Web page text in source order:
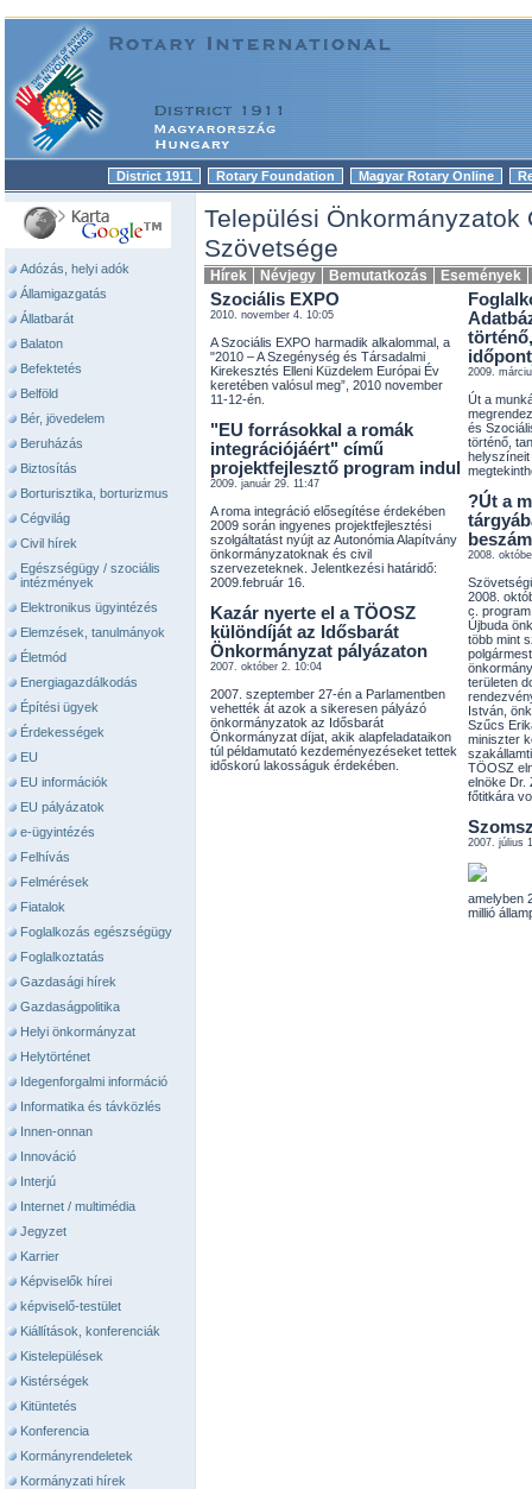
District 1911 Rotary Foundation Magyar Rotary Online
Adózás, helyi adók
Államigazgatás
Állatbarát
Balaton
Befektetés
Belföld
Bér, jövedelem
Beruházás
Biztosítás
Borturisztika, borturizmus
Cégvilág
Civil hírek
Egészségügy / szociális
intézmények
Elektronikus ügyintézés
Elemzések, tanulmányok
Életmód
Energiagazdálkodás
Építési ügyek
Érdekességek
EU
EU információk
EU pályázatok
e-ügyintézés
Felhívás
Felmérések
Fiatalok
Foglalkozás egészségügy
Foglalkoztatás
Gazdasági hírek
Gazdaságpolitika
Helyi önkormányzat
Helytörténet
Idegenforgalmi információ
Informatika és távközlés
Innen-onnan
Innováció
Interjú
Internet / multimédia
Jegyzet
Karrier
Képviselők hírei
képviselő-testület
Kiállítások, konferenciák
Kistelepülések
Kistérségek
Kitüntetés
Konferencia
Kormányrendeletek
Kormányzati hírek
Települési Önkormányzatok
Szövetsége
Hírek Névjegy Bemutatkozás Események
Szociális EXPO
2010. november 4. 10:05
A Szociális EXPO harmadik alkalommal, a
"2010 – A Szegénység és Társadalmi
Kirekesztés Elleni Küzdelem Európai Év
keretében valósul meg”, 2010 november
11-12-én.
"EU forrásokkal a romák
integrációjáért" című
projektfejlesztő program indul
2009. január 29. 11:47
A roma integráció elősegítése érdekében
2009 során ingyenes projektfejlesztési
szolgáltatást nyújt az Autonómia Alapítvány
önkormányzatoknak és civil
szervezeteknek. Jelentkezési határidő:
2009.február 16.
Kazár nyerte el a TÖOSZ
különdíját az Idősbarát
Önkormányzat pályázaton
2007. október 2. 10:04
2007. szeptember 27-én a Parlamentben
vehették át azok a sikeresen pályázó
önkormányzatok az Idősbarát
Önkormányzat díjat, akik alapfeladataikon
túl példamutató kezdeményezéseket tettek
időskorú lakosságuk érdekében.
2009.
Út a
és
történő,
helyszíneit
?Út a
2008.
2008.
c.
Újbuda
több mint
területen
István,
Szűcs
miniszter
TÖOSZ
elnöke Dr.
főtitkára
2007. július
amelyben
millió